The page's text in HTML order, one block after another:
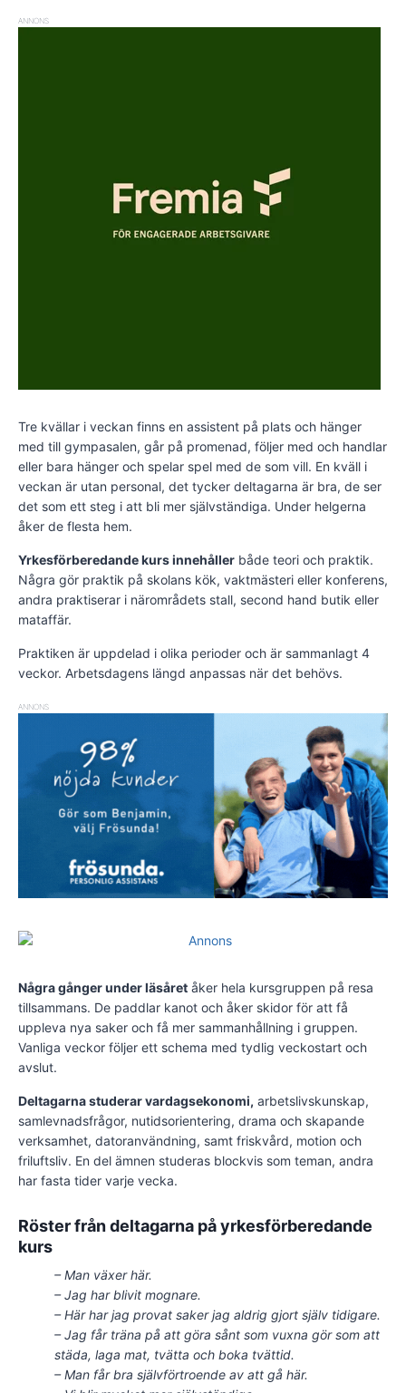
ANNONS
Tre kvällar i veckan finns en assistent på plats och hänger
med till gympasalen, går på promenad, följer med och handlar
eller bara hänger och spelar spel med de som vill. En kväll i
veckan är utan personal, det tycker deltagarna är bra, de ser
det som ett steg i att bli mer självständiga. Under helgerna
åker de flesta hem.
Yrkesförberedande kurs innehåller både teori och praktik.
Några gör praktik på skolans kök, vaktmästeri eller konferens,
andra praktiserar i närområdets stall, second hand butik eller
mataffär.
Praktiken är uppdelad i olika perioder och är sammanlagt 4
veckor. Arbetsdagens längd anpassas när det behövs.
ANNONS
Några gånger under läsåret åker hela kursgruppen på resa
tillsammans. De paddlar kanot och åker skidor för att få
uppleva nya saker och få mer sammanhållning i gruppen.
Vanliga veckor följer ett schema med tydlig veckostart och
avslut.
Deltagarna studerar vardagsekonomi, arbetslivskunskap,
samlevnadsfrågor, nutidsorientering, drama och skapande
verksamhet, datoranvändning, samt friskvård, motion och
friluftsliv. En del ämnen studeras blockvis som teman, andra
har fasta tider varje vecka.
Röster från deltagarna på yrkesförberedande
kurs
– Man växer här.
– Jag har blivit mognare.
– Här har jag provat saker jag aldrig gjort själv tidigare.
– Jag får träna på att göra sånt som vuxna gör som att
städa, laga mat, tvätta och boka tvättid.
– Man får bra självförtroende av att gå här.